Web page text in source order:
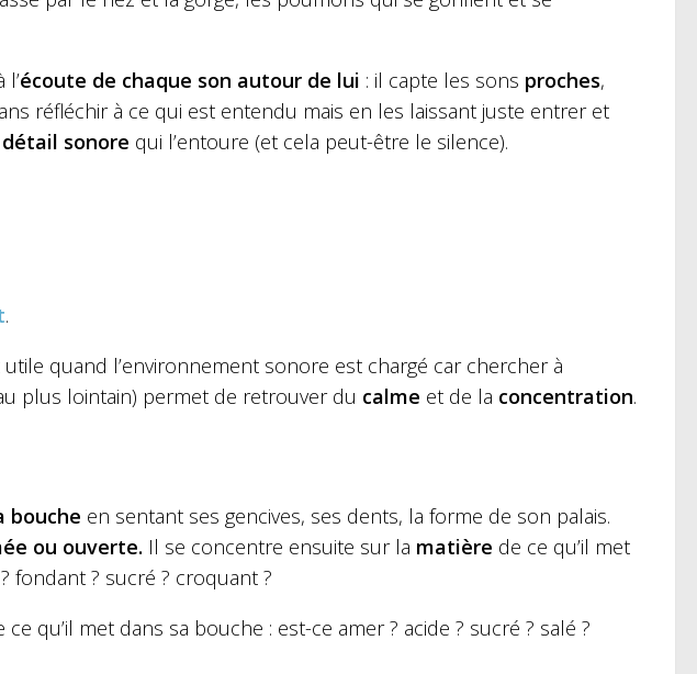
écoute de chaque son autour de lui : il capte les sons proches,
réfléchir à ce qui est entendu mais en les laissant juste entrer et
sonore qui l’entoure (et cela peut-être le silence).
.
quand l’environnement sonore est chargé car chercher à
plus lointain) permet de retrouver du calme et de la concentration.
bouche en sentant ses gencives, ses dents, la forme de son palais.
ou ouverte. Il se concentre ensuite sur la matière de ce qu’il met
fondant ? sucré ? croquant ?
ce qu’il met dans sa bouche : est-ce amer ? acide ? sucré ? salé ?